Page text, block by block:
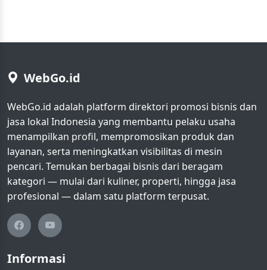
WebGo.id
WebGo.id adalah platform direktori promosi bisnis dan
jasa lokal Indonesia yang membantu pelaku usaha
menampilkan profil, mempromosikan produk dan
layanan, serta meningkatkan visibilitas di mesin
pencari. Temukan berbagai bisnis dari beragam
kategori — mulai dari kuliner, properti, hingga jasa
profesional — dalam satu platform terpusat.
Informasi